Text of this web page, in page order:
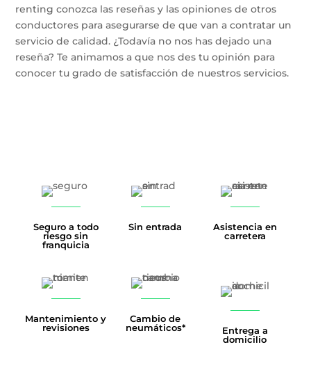
renting conozca las reseñas y las opiniones de otros
conductores para asegurarse de que van a contratar un
servicio de calidad. ¿Todavía no nos has dejado una
reseña? Te animamos a que nos des tu opinión para
conocer tu grado de satisfacción de nuestros servicios.
Seguro a todo
riesgo sin
franquicia
Sin entrada
Asistencia en
carretera
Mantenimiento y
revisiones
Cambio de
neumáticos*
Entrega a
domicilio